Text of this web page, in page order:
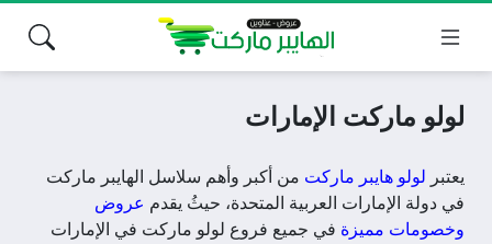
لولو ماركت الإمارات
يعتبر لولو هايبر ماركت من أكبر وأهم سلاسل الهايبر ماركت
في دولة الإمارات العربية المتحدة، حيثُ يقدم عروض
وخصومات مميزة في جميع فروع لولو ماركت في الإمارات